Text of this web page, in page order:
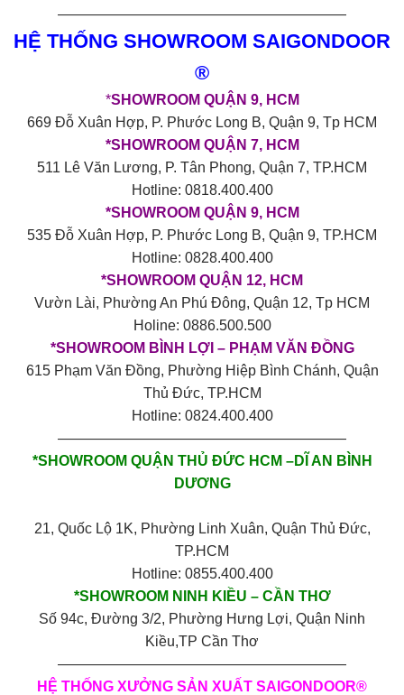
————————————————————
HỆ THỐNG SHOWROOM SAIGONDOOR
®
*SHOWROOM QUẬN 9, HCM
669 Đỗ Xuân Hợp, P. Phước Long B, Quận 9, Tp HCM
*SHOWROOM QUẬN 7, HCM
511 Lê Văn Lương, P. Tân Phong, Quận 7, TP.HCM
Hotline: 0818.400.400
*SHOWROOM QUẬN 9, HCM
535 Đỗ Xuân Hợp, P. Phước Long B, Quận 9, TP.HCM
Hotline: 0828.400.400
*SHOWROOM QUẬN 12, HCM
Vườn Lài, Phường An Phú Đông, Quận 12, Tp HCM
Holine: 0886.500.500
*SHOWROOM BÌNH LỢI – PHẠM VĂN ĐỒNG
615 Phạm Văn Đồng, Phường Hiệp Bình Chánh, Quận
Thủ Đức, TP.HCM
Hotline: 0824.400.400
————————————————————
*SHOWROOM QUẬN THỦ ĐỨC HCM –DĨ AN BÌNH
DƯƠNG
21, Quốc Lộ 1K, Phường Linh Xuân, Quận Thủ Đức,
TP.HCM
Hotline: 0855.400.400
*SHOWROOM NINH KIỀU – CẦN THƠ
Số 94c, Đường 3/2, Phường Hưng Lợi, Quận Ninh
Kiều,TP Cần Thơ
————————————————————
HỆ THỐNG XƯỞNG SẢN XUẤT SAIGONDOOR®